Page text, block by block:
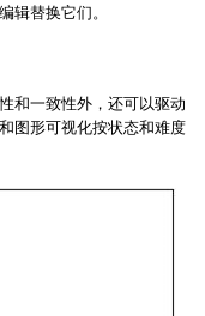
辑替换它们。
和一致性外，还可以驱动
图形可视化按状态和难度